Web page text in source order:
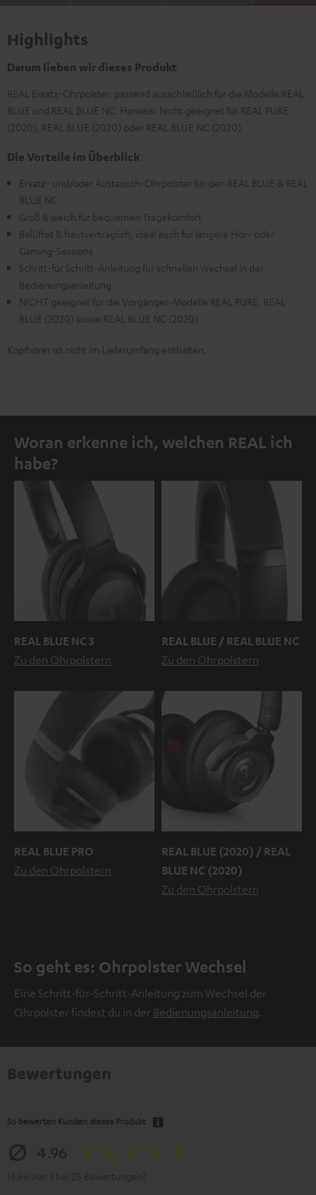
Highlights
Darum lieben wir dieses Produkt
REAL Ersatz-Ohrpolster, passend ausschließlich für die Modelle REAL
BLUE und REAL BLUE NC. Hinweis: Nicht geeignet für REAL PURE
(2020), REAL BLUE (2020) oder REAL BLUE NC (2020)
Die Vorteile im Überblick
Ersatz- und/oder Austausch-Ohrpolster für den REAL BLUE & REAL
BLUE NC
Groß & weich für bequemen Tragekomfort
Belüftet & hautverträglich, ideal auch für längere Hör- oder
Gaming-Sessions
Schritt-für Schritt-Anleitung für schnellen Wechsel in der
Bedienungsanleitung
NICHT geeignet für die Vorgänger-Modelle REAL PURE, REAL
BLUE (2020) sowie REAL BLUE NC (2020)
Kopfhörer ist nicht im Lieferumfang enthalten.
Woran erkenne ich, welchen REAL ich
habe?
REAL BLUE NC 3
Zu den Ohrpolstern
REAL BLUE / REAL BLUE NC
Zu den Ohrpolstern
REAL BLUE PRO
Zu den Ohrpolstern
REAL BLUE (2020) / REAL
BLUE NC (2020)
Zu den Ohrpolstern
So geht es: Ohrpolster Wechsel
Eine Schritt-für-Schritt-Anleitung zum Wechsel der
Ohrpolster findest du in der Bedienungsanleitung.
So bewerten Kunden dieses Produkt